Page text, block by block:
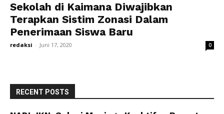
Sekolah di Kaimana Diwajibkan
Terapkan Sistim Zonasi Dalam
Penerimaan Siswa Baru
redaksi - Juni 17, 2020 0
RECENT POSTS